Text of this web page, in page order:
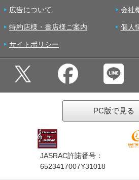
広告について 会社
特約店様・書店様ご案内 個人
サイトポリシー
PC版で見る
JASRAC許諾番号：
6523417007Y31018